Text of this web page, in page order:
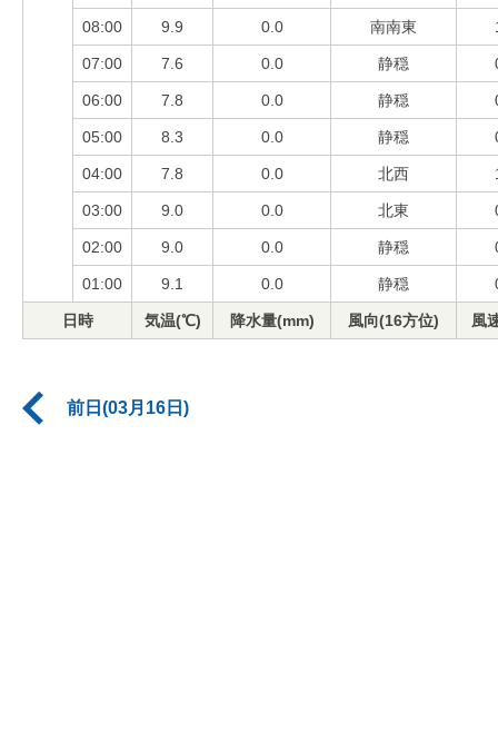
08:00 9.9 0.0 南南東
07:00 7.6 0.0 静穏
06:00 7.8 0.0 静穏
05:00 8.3 0.0 静穏
04:00 7.8 0.0 北西
03:00 9.0 0.0 北東
02:00 9.0 0.0 静穏
01:00 9.1 0.0 静穏
日時 気温(℃) 降水量(mm) 風向(16方位) 風
前日(03月16日)